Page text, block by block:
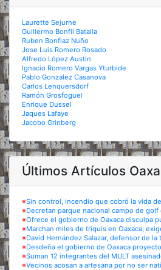
Laurette Sejurne
Guillermo Bonfil Batalla
Ruben Bonfiaz Nuño
Jose Luis Romero Rosado
Alfredo López Austin
Ignacio Romero Vargas Yturbide
Pablo Gonzalez Casanova
Carlos Lenquersdorf
Ramón Grosfoguel
Enrique Dussel
Jaques Lafaye
Jacobo Grinberg
Últimos Artículos
※Sin control, incendio que cobró la vida
※Decretan parque nacional campo de golf
※Ofrece el gobierno de Oaxaca disculpa
※Marchan miles de triquis en Oaxaca;
※David Hernández Salazar, defensor de la
※Desdeña el gobierno de Oaxaca
※Suman 12 integrantes del MULT
※Vecinos acosan a artesana por no ser